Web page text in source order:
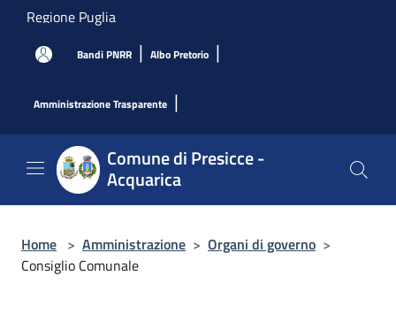
Salta al contenuto principale
Regione Puglia
Bandi PNRR | Albo Pretorio |
Amministrazione Trasparente |
Comune di Presicce -
Acquarica
Home > Amministrazione > Organi di governo >
Consiglio Comunale